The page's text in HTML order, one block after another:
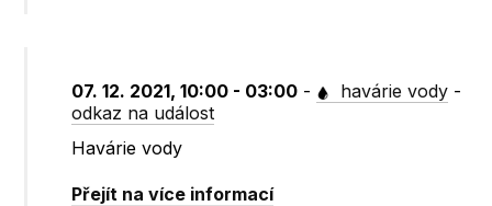
07. 12. 2021, 10:00 - 03:00 - havárie vody -
odkaz na událost
Havárie vody
Přejít na více informací